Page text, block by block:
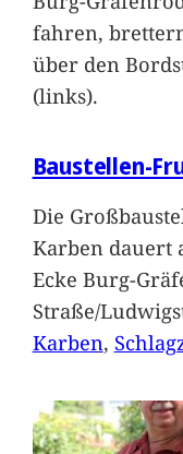
fahren,
über den
(links).
Baustellen-
Die
Karben dauert
Ecke Burg-
Straße/
Karben,